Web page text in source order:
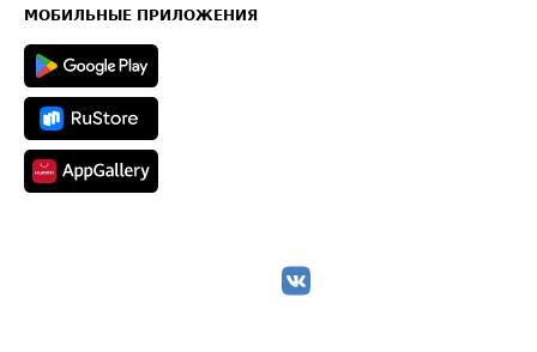
Техническая информация
МОБИЛЬНЫЕ ПРИЛОЖЕНИЯ